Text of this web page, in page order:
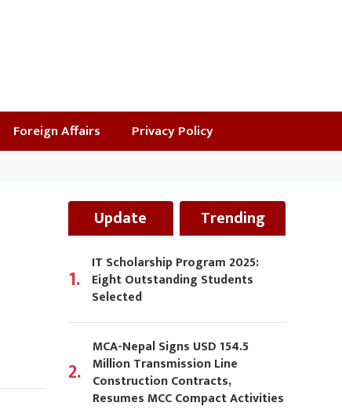
Foreign Affairs Privacy Policy
Update Trending
1.
IT Scholarship Program 2025:
Eight Outstanding Students
Selected
2.
MCA-Nepal Signs USD 154.5
Million Transmission Line
Construction Contracts,
Resumes MCC Compact Activities